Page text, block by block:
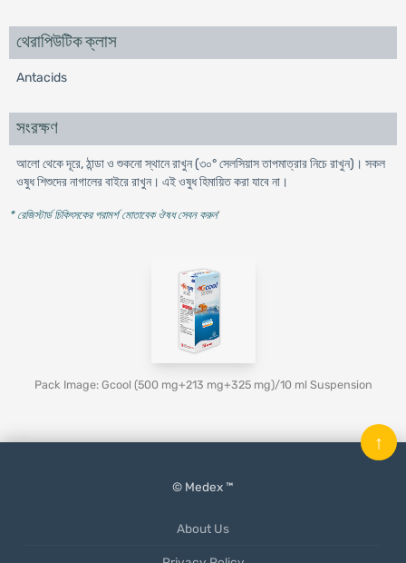
থেরাপিউটিক ক্লাস
Antacids
সংরক্ষণ
আলো থেকে দূরে, ঠান্ডা ও শুকনো স্থানে রাখুন (৩০° সেলসিয়াস তাপমাত্রার নিচে রাখুন)। সকল
ওষুধ শিশুদের নাগালের বাইরে রাখুন। এই ওষুধ হিমায়িত করা যাবে না।
* রেজিস্টার্ড চিকিৎসকের পরামর্শ মোতাবেক ঔষধ সেবন করুন'
Pack Image: Gcool (500 mg+213 mg+325 mg)/10 ml Suspension
© Medex ™
About Us
↑